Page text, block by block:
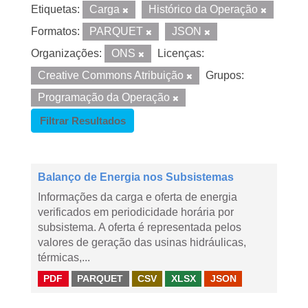
Etiquetas: Carga
Histórico da Operação
Formatos:
PARQUET
JSON
Organizações:
ONS
Licenças:
Creative Commons Atribuição
Grupos:
Programação da Operação
Filtrar Resultados
Balanço de Energia nos Subsistemas
Informações da carga e oferta de energia
verificados em periodicidade horária por
subsistema. A oferta é representada pelos
valores de geração das usinas hidráulicas,
térmicas,...
PDF PARQUET CSV XLSX JSON